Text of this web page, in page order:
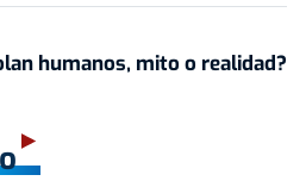
humanos, mito o realidad?